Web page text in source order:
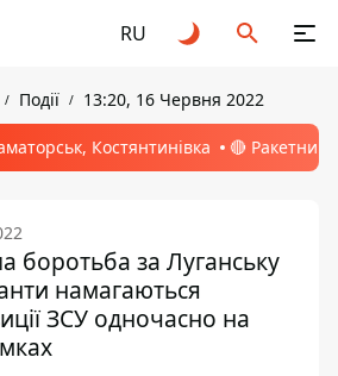
RU
Події 13:20, 16 Червня 2022
Костянтинівка 🔴 Ракетний
боротьба за Луганську
намагаються
ЗСУ одночасно на